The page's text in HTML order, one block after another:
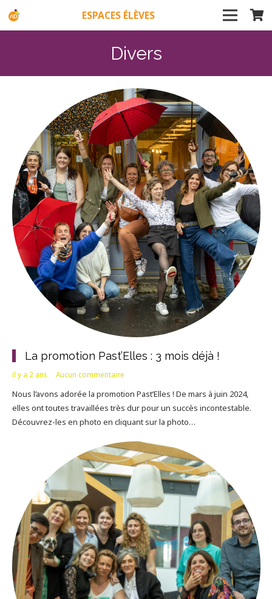
ESPACES ÉLÈVES
Divers
La promotion Past’Elles : 3 mois déjà !
il y a 2 ans Aucun commentaire
Nous l’avons adorée la promotion Past’Elles ! De mars à juin 2024,
elles ont toutes travaillées très dur pour un succès incontestable.
Découvrez-les en photo en cliquant sur la photo…